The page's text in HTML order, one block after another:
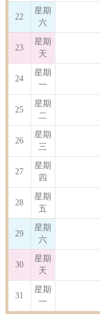
22
星期
六
23
星期
天
24
星期
一
25
星期
二
26
星期
三
27
星期
四
28
星期
五
29
星期
六
30
星期
天
31
星期
一